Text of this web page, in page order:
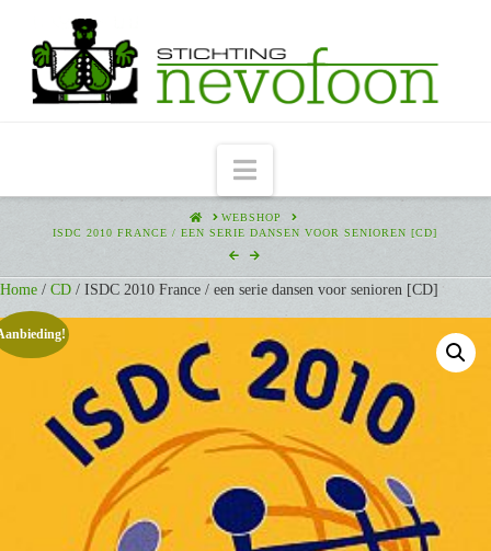
Navigation
HOMEWEBSHOP
ISDC 2010 FRANCE / EEN SERIE DANSEN VOOR SENIOREN [CD]
Home / CD / ISDC 2010 France / een serie dansen voor senioren [CD]